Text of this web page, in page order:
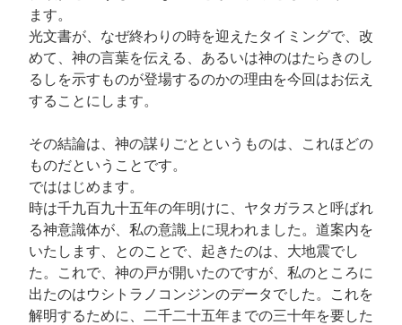
ます。
光文書が、なぜ終わりの時を迎えたタイミングで、改
めて、神の言葉を伝える、あるいは神のはたらきのし
るしを示すものが登場するのかの理由を今回はお伝え
することにします。
その結論は、神の謀りごとというものは、これほどの
ものだということです。
でははじめます。
時は千九百九十五年の年明けに、ヤタガラスと呼ばれ
る神意識体が、私の意識上に現われました。道案内を
いたします、とのことで、起きたのは、大地震でし
た。これで、神の戸が開いたのですが、私のところに
出たのはウシトラノコンジンのデータでした。これを
解明するために、二千二十五年までの三十年を要した